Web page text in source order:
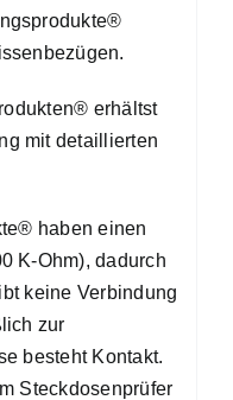
erhältst
mit detaillierten
haben einen
K-Ohm), dadurch
keine Verbindung
zur
besteht Kontakt.
Steckdosenprüfer